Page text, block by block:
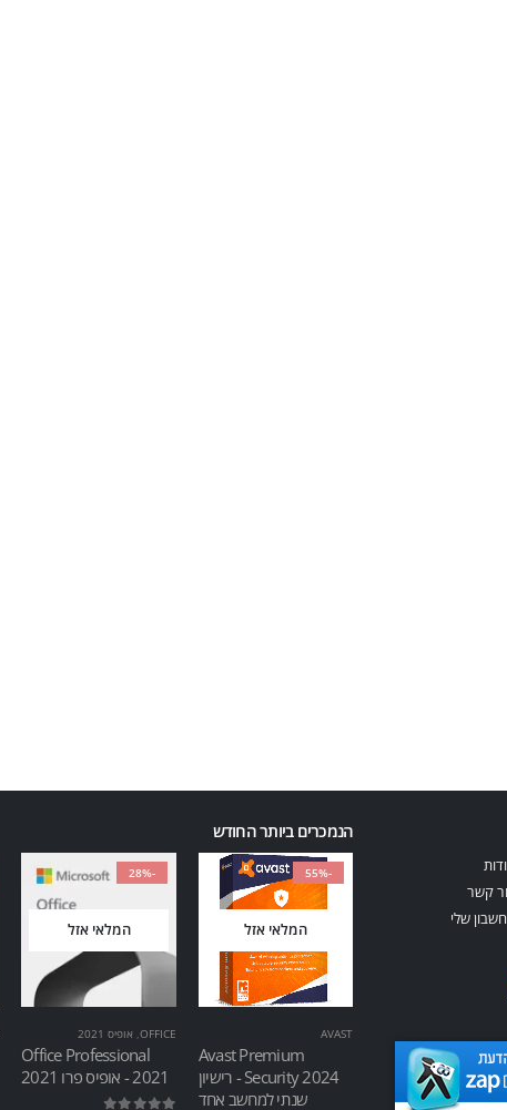
קשר
שלי
הנמכרים ביותר החודש
-55%
המלאי אזל
AVAST
Avast Premium
Security 2024 - רישיון
שנתי למחשב אחד
-28%
המלאי אזל
OFFICE
, אופיס 2021
Office Professional
2021 - אופיס פרו 2021